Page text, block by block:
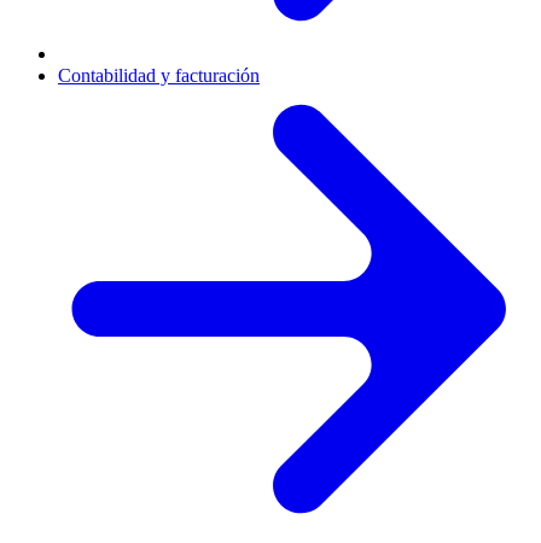
Contabilidad y facturación